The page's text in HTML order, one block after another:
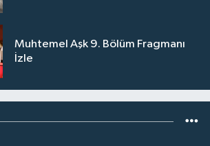
Muhtemel Aşk 9. Bölüm Fragmanı
İzle